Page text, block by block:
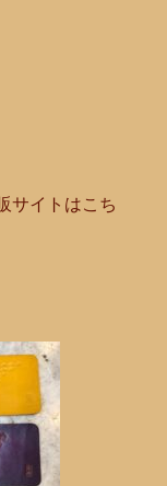
サイトはこち